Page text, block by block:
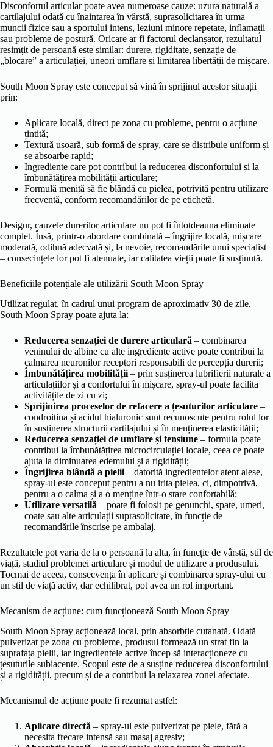
Disconfortul articular poate avea numeroase cauze: uzura naturală a
cartilajului odată cu înaintarea în vârstă, suprasolicitarea în urma
muncii fizice sau a sportului intens, leziuni minore repetate, inflamații
sau probleme de postură. Oricare ar fi factorul declanșator, rezultatul
resimțit de persoană este similar: durere, rigiditate, senzație de
„blocare” a articulației, uneori umflare și limitarea libertății de mișcare.
South Moon Spray este conceput să vină în sprijinul acestor situații
prin:
Aplicare locală, direct pe zona cu probleme, pentru o acțiune
țintită;
Textură ușoară, sub formă de spray, care se distribuie uniform și
se absoarbe rapid;
Ingrediente care pot contribui la reducerea disconfortului și la
îmbunătățirea mobilității articulare;
Formulă menită să fie blândă cu pielea, potrivită pentru utilizare
frecventă, conform recomandărilor de pe etichetă.
Desigur, cauzele durerilor articulare nu pot fi întotdeauna eliminate
complet. Însă, printr-o abordare combinată – îngrijire locală, mișcare
moderată, odihnă adecvată și, la nevoie, recomandările unui specialist
– consecințele lor pot fi atenuate, iar calitatea vieții poate fi susținută.
Beneficiile potențiale ale utilizării South Moon Spray
Utilizat regulat, în cadrul unui program de aproximativ 30 de zile,
South Moon Spray poate ajuta la:
Reducerea senzației de durere articulară – combinarea
veninului de albine cu alte ingrediente active poate contribui la
calmarea neuronilor receptori responsabili de percepția durerii;
Îmbunătățirea mobilității – prin susținerea lubrifierii naturale a
articulațiilor și a confortului în mișcare, spray-ul poate facilita
activitățile de zi cu zi;
Sprijinirea proceselor de refacere a țesuturilor articulare –
condroitina și acidul hialuronic sunt recunoscute pentru rolul lor
în susținerea structurii cartilajului și în menținerea elasticității;
Reducerea senzației de umflare și tensiune – formula poate
contribui la îmbunătățirea microcirculației locale, ceea ce poate
ajuta la diminuarea edemului și a rigidității;
Îngrijirea blândă a pielii – datorită ingredientelor atent alese,
spray-ul este conceput pentru a nu irita pielea, ci, dimpotrivă,
pentru a o calma și a o menține într-o stare confortabilă;
Utilizare versatilă – poate fi folosit pe genunchi, spate, umeri,
coate sau alte articulații suprasolicitate, în funcție de
recomandările înscrise pe ambalaj.
Rezultatele pot varia de la o persoană la alta, în funcție de vârstă, stil de
viață, stadiul problemei articulare și modul de utilizare a produsului.
Tocmai de aceea, consecvența în aplicare și combinarea spray-ului cu
un stil de viață activ, dar echilibrat, pot avea un rol important.
Mecanism de acțiune: cum funcționează South Moon Spray
South Moon Spray acționează local, prin absorbție cutanată. Odată
pulverizat pe zona cu probleme, produsul formează un strat fin la
suprafața pielii, iar ingredientele active încep să interacționeze cu
țesuturile subiacente. Scopul este de a susține reducerea disconfortului
și a rigidității, precum și de a contribui la relaxarea zonei afectate.
Mecanismul de acțiune poate fi rezumat astfel:
Aplicare directă – spray-ul este pulverizat pe piele, fără a
necesita frecare intensă sau masaj agresiv;